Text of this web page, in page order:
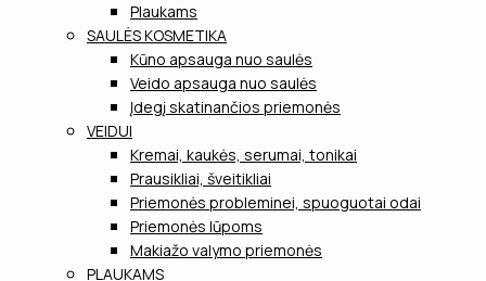
Plaukams
SAULĖS KOSMETIKA
Kūno apsauga nuo saulės
Veido apsauga nuo saulės
Įdegį skatinančios priemonės
VEIDUI
Kremai, kaukės, serumai, tonikai
Prausikliai, šveitikliai
Priemonės probleminei, spuoguotai odai
Priemonės lūpoms
Makiažo valymo priemonės
PLAUKAMS